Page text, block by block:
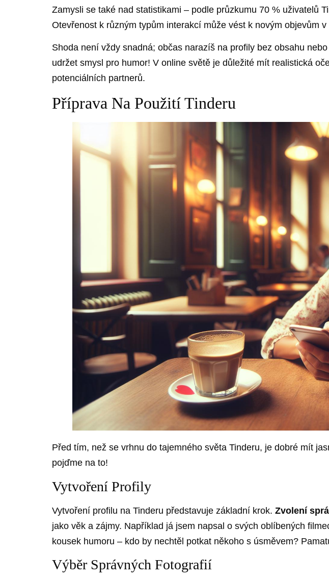
Zamysli se také nad statistikami – podle průzkumu 70 % uživatelů
Otevřenost k různým typům interakcí může vést k novým objevům v
Shoda není vždy snadná; občas narazíš na profily bez obsahu
udržet smysl pro humor! V online světě je důležité mít realistická
potenciálních partnerů.
Příprava Na Použití Tinderu
Před tím, než se vrhnu do tajemného světa Tinderu, je dobré mít
pojďme na to!
Vytvoření Profily
Vytvoření profilu na Tinderu představuje základní krok. Zvolení
jako věk a zájmy. Například já jsem napsal o svých oblíbených
kousek humoru – kdo by nechtěl potkat někoho s úsměvem?
Výběr Správných Fotografií